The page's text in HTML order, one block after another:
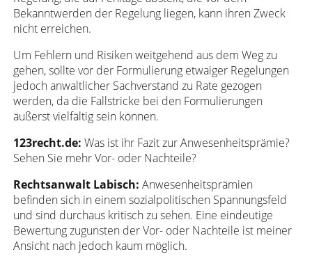
Bekanntwerden der Regelung liegen, kann ihren Zweck
nicht erreichen.
Um Fehlern und Risiken weitgehend aus dem Weg zu
gehen, sollte vor der Formulierung etwaiger Regelungen
jedoch anwaltlicher Sachverstand zu Rate gezogen
werden, da die Fallstricke bei den Formulierungen
äußerst vielfältig sein können.
123recht.de: Was ist ihr Fazit zur Anwesenheitsprämie?
Sehen Sie mehr Vor- oder Nachteile?
Rechtsanwalt Labisch: Anwesenheitsprämien
befinden sich in einem sozialpolitischen Spannungsfeld
und sind durchaus kritisch zu sehen. Eine eindeutige
Bewertung zugunsten der Vor- oder Nachteile ist meiner
Ansicht nach jedoch kaum möglich.